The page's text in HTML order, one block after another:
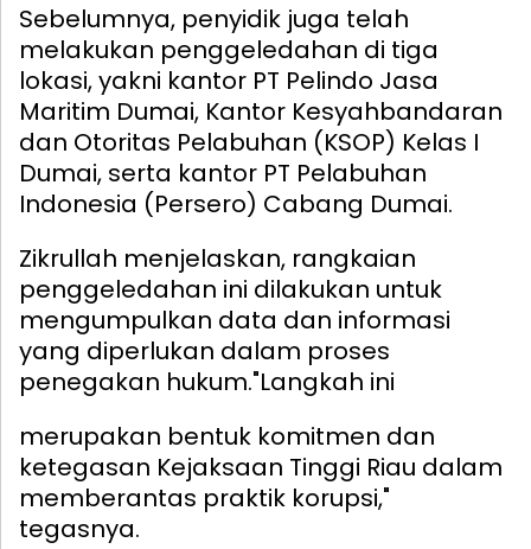
Sebelumnya, penyidik juga telah
melakukan penggeledahan di tiga
lokasi, yakni kantor PT Pelindo Jasa
Maritim Dumai, Kantor Kesyahbandaran
dan Otoritas Pelabuhan (KSOP) Kelas I
Dumai, serta kantor PT Pelabuhan
Indonesia (Persero) Cabang Dumai.
Zikrullah menjelaskan, rangkaian
penggeledahan ini dilakukan untuk
mengumpulkan data dan informasi
yang diperlukan dalam proses
penegakan hukum."Langkah ini
merupakan bentuk komitmen dan
ketegasan Kejaksaan Tinggi Riau dalam
memberantas praktik korupsi,"
tegasnya.